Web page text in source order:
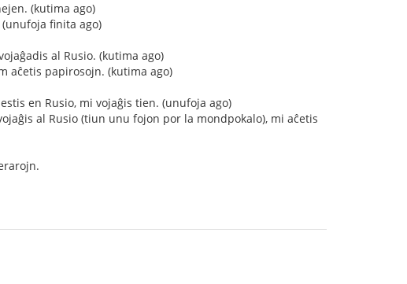
(kutima ago)
finita ago)
al Rusio. (kutima ago)
aĉetis papirosojn. (kutima ago)
en Rusio, mi vojaĝis tien. (unufoja ago)
al Rusio (tiun unu fojon por la mondpokalo), mi aĉetis